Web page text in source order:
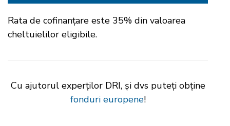
Rata de cofinanțare este 35% din valoarea
cheltuielilor eligibile.
Cu ajutorul experților DRI, și dvs puteți obține
fonduri europene!